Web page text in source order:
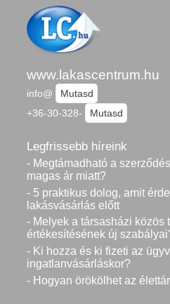
www.lakascentrum.hu
info@
Mutasd
+36-30-328-
Mutasd
Legfrissebb híreink
- Megtámadható a
magas ár miatt?
- 5 praktikus dolog, amit
lakásvásárlás előtt
- Melyek a társasházi közös
értékesítésének új
- Ki hozza és ki fizeti az
ingatlanvásárláskor?
- Hogyan örökölhet az